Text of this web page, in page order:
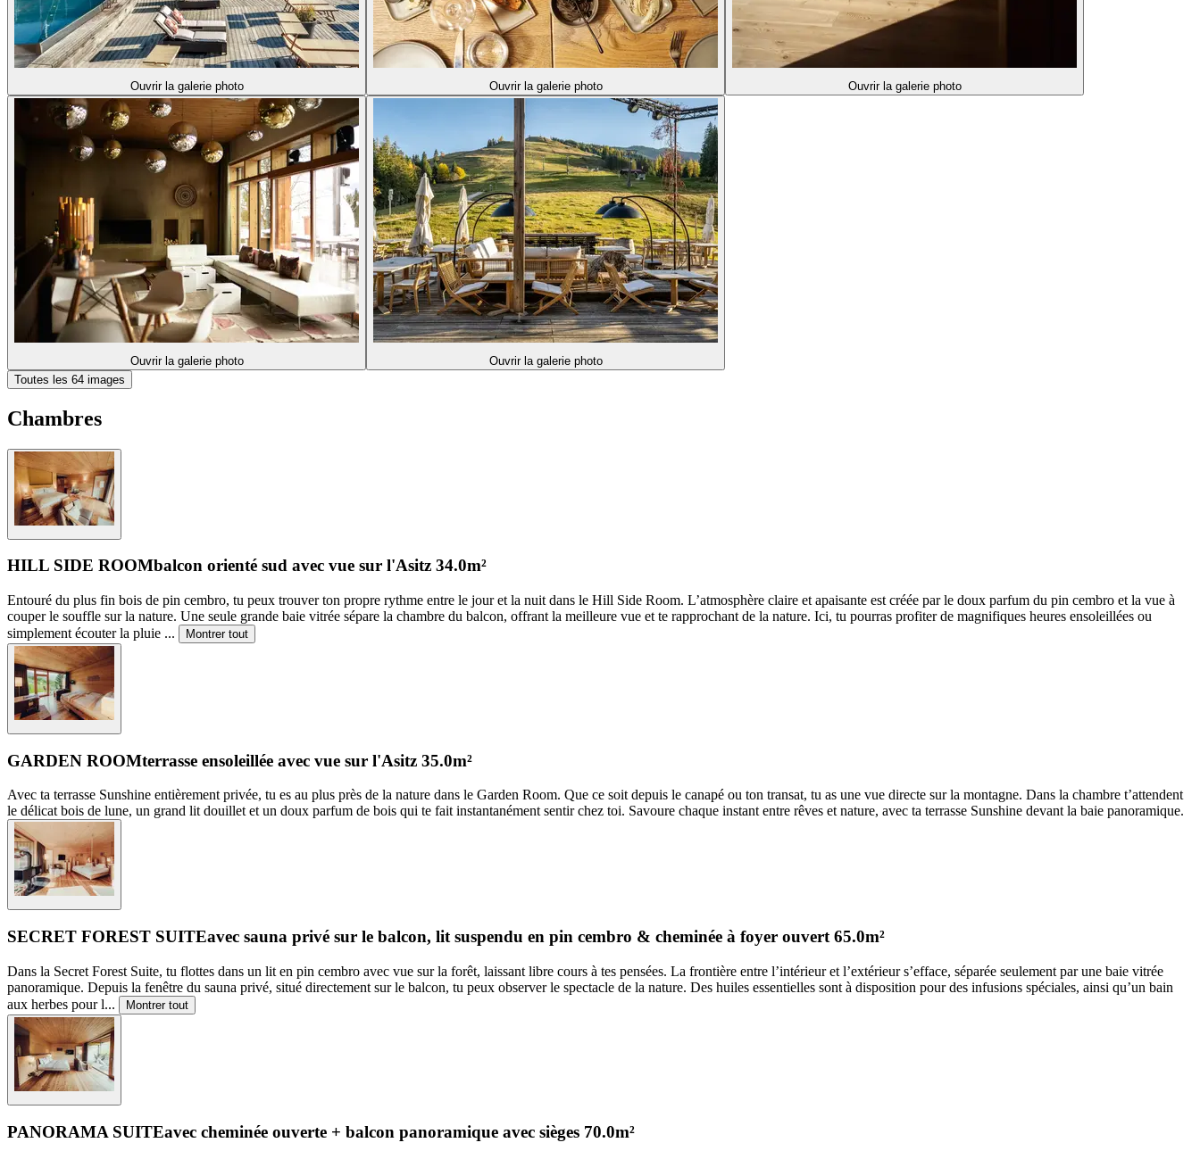
Ouvrir la galerie photo Ouvrir la galerie photo Ouvrir la galerie photo
Ouvrir la galerie photo
Ouvrir la galerie photo
Toutes les 64 images
Chambres
HILL SIDE ROOMbalcon orienté sud avec vue sur l'Asitz 34.0m²
Entouré du plus fin bois de pin cembro, tu peux trouver ton propre rythme entre le jour et la nuit dans le Hill Side Room. L’atmosphère claire et apaisante est créée par le doux parfum du pin cembro et la vue à
couper le souffle sur la nature. Une seule grande baie vitrée sépare la chambre du balcon, offrant la meilleure vue et te rapprochant de la nature. Ici, tu pourras profiter de magnifiques heures ensoleillées ou
simplement écouter la pluie ... Montrer tout
GARDEN ROOMterrasse ensoleillée avec vue sur l'Asitz 35.0m²
Avec ta terrasse Sunshine entièrement privée, tu es au plus près de la nature dans le Garden Room. Que ce soit depuis le canapé ou ton transat, tu as une vue directe sur la montagne. Dans la chambre t’attendent
le délicat bois de lune, un grand lit douillet et un doux parfum de bois qui te fait instantanément sentir chez toi. Savoure chaque instant entre rêves et nature, avec ta terrasse Sunshine devant la baie panoramique.
SECRET FOREST SUITEavec sauna privé sur le balcon, lit suspendu en pin cembro & cheminée à foyer ouvert 65.0m²
Dans la Secret Forest Suite, tu flottes dans un lit en pin cembro avec vue sur la forêt, laissant libre cours à tes pensées. La frontière entre l’intérieur et l’extérieur s’efface, séparée seulement par une baie vitrée
panoramique. Depuis la fenêtre du sauna privé, situé directement sur le balcon, tu peux observer le spectacle de la nature. Des huiles essentielles sont à disposition pour des infusions spéciales, ainsi qu’un bain
aux herbes pour l... Montrer tout
PANORAMA SUITEavec cheminée ouverte + balcon panoramique avec sièges 70.0m²